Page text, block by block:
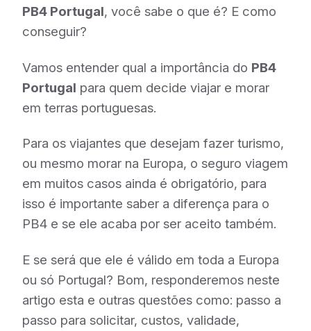
PB4 Portugal, você sabe o que é? E como
conseguir?
Vamos entender qual a importância do PB4
Portugal para quem decide viajar e morar
em terras portuguesas.
Para os viajantes que desejam fazer turismo,
ou mesmo morar na Europa, o seguro viagem
em muitos casos ainda é obrigatório, para
isso é importante saber a diferença para o
PB4 e se ele acaba por ser aceito também.
E se será que ele é válido em toda a Europa
ou só Portugal? Bom, responderemos neste
artigo esta e outras questões como: passo a
passo para solicitar, custos, validade,